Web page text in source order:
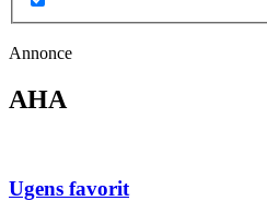
Annonce
AHA
Ugens favorit